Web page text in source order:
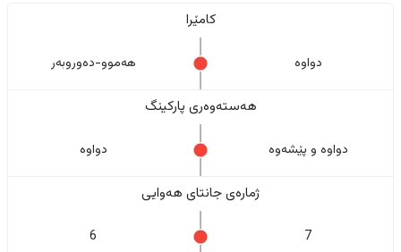
کامێرا
دواوە هەموو-دەوروبەر
هەستەوەری پارکینگ
دواوە و پێشەوە دواوە
ژمارەی جانتای هەوایی
7
6